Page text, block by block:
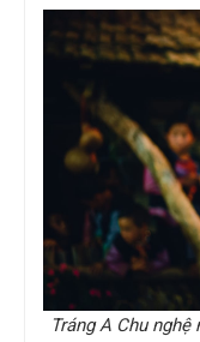
Tráng A Chu